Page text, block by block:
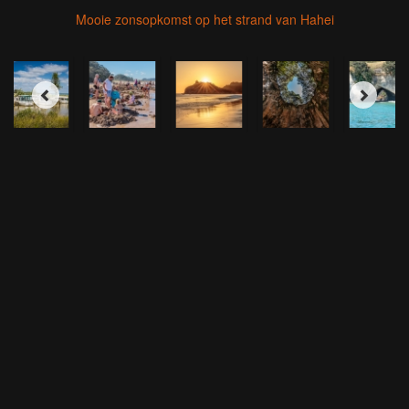
Mooie zonsopkomst op het strand van Hahei